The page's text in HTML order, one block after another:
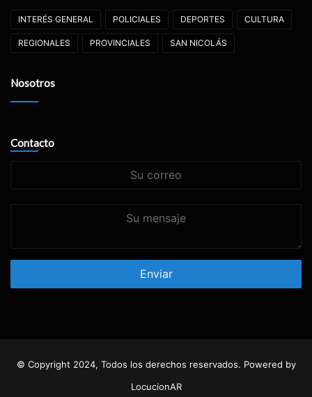
INTERÉS GENERAL POLICIALES DEPORTES CULTURA
REGIONALES PROVINCIALES SAN NICOLÁS
Nosotros
Contacto
© Copyright 2024, Todos los derechos reservados. Powered by
LocucionAR